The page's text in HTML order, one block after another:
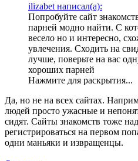
ilizabet написал(а):
Попробуйте сайт
парней модно найти. С
весело но и интересно,
увлечения. Сходить на
лучше, поверьте на вас
хороших парней
Нажмите для раскрытия...
Да, но не на всех сайтах.
людей просто ужасные и
сидят. Сайты знакомств тоже
регистрироваться на первом
одни маньяки и извращенцы.